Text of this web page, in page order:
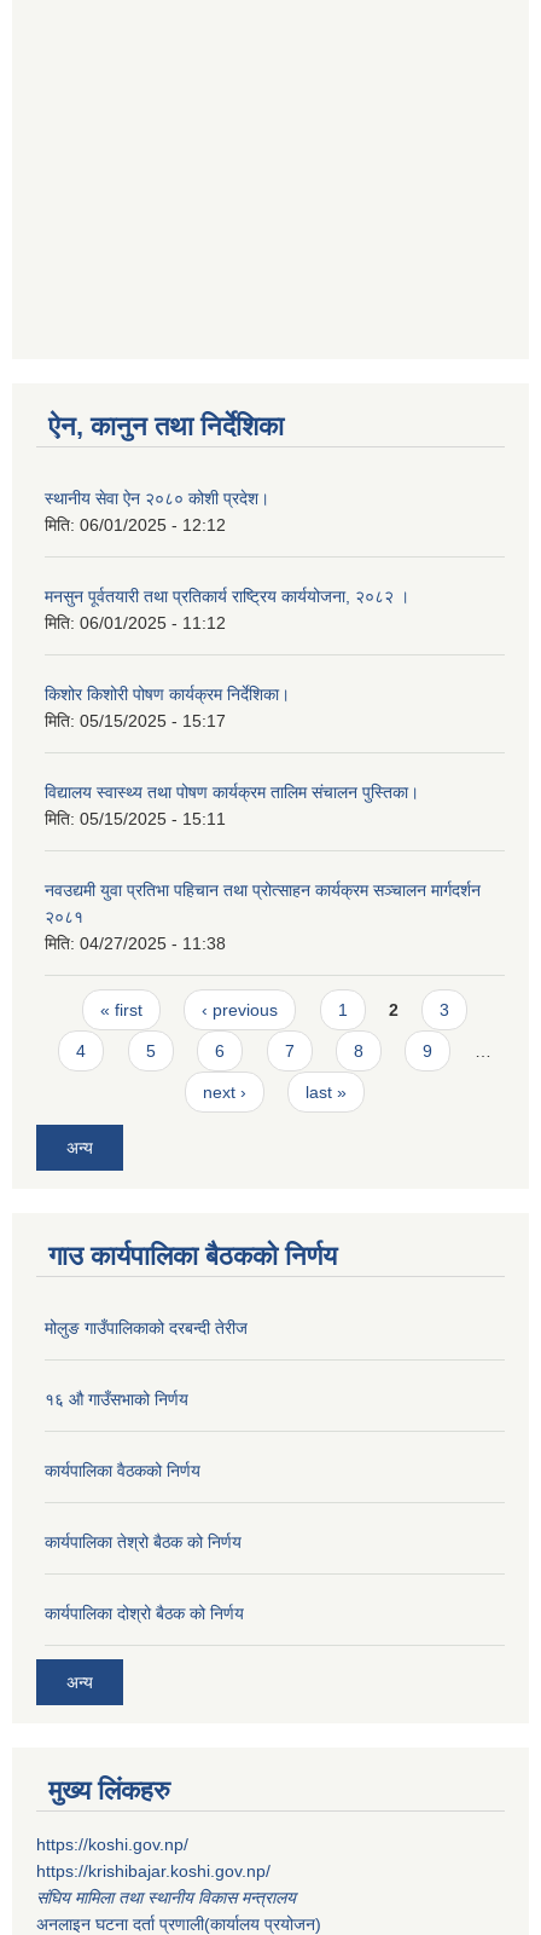
ऐन, कानुन तथा निर्देशिका
स्थानीय सेवा ऐन २०८० कोशी प्रदेश।
मिति: 06/01/2025 - 12:12
मनसुन पूर्वतयारी तथा प्रतिकार्य राष्ट्रिय कार्ययोजना, २०८२ ।
मिति: 06/01/2025 - 11:12
किशोर किशोरी पोषण कार्यक्रम निर्देशिका।
मिति: 05/15/2025 - 15:17
विद्यालय स्वास्थ्य तथा पोषण कार्यक्रम तालिम संचालन पुस्तिका।
मिति: 05/15/2025 - 15:11
नवउद्यमी युवा प्रतिभा पहिचान तथा प्रोत्साहन कार्यक्रम सञ्चालन मार्गदर्शन
२०८१
मिति: 04/27/2025 - 11:38
Pages
« first ‹ previous 1 2 3
4 5 6 7 8 9
next › last »
अन्य
गाउ कार्यपालिका बैठकको निर्णय
मोलुङ गाउँपालिकाको दरबन्दी तेरीज
१६ औ गाउँसभाको निर्णय
कार्यपालिका वैठकको निर्णय
कार्यपालिका तेश्रो बैठक को निर्णय
कार्यपालिका दोश्रो बैठक को निर्णय
अन्य
मुख्य लिंकहरु
https://koshi.gov.np/
https://krishibajar.koshi.gov.np/
संघिय मामिला तथा स्थानीय विकास मन्त्रालय
अनलाइन घटना दर्ता प्रणाली(कार्यालय प्रयोजन)